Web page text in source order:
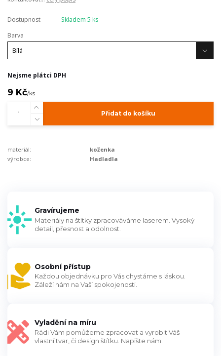
Dostupnost
Skladem 5 ks
Barva
Nejsme plátci DPH
9 Kč/ks
Přidat do košíku
materiál:
koženka
výrobce:
Hadladla
Gravírujeme
Materiály na štítky zpracováváme laserem. Vysoký
detail, přesnost a odolnost.
Osobní přístup
Každou objednávku pro Vás chystáme s láskou.
Záleží nám na Vaší spokojenosti.
Vyladění na míru
Rádi Vám pomůžeme zpracovat a vyrobit Váš
vlastní tvar, či design štítku. Napište nám.